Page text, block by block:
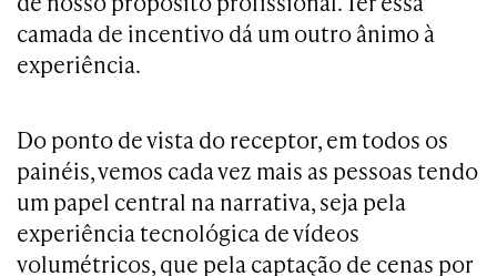
camada de incentivo dá um outro ânimo à
experiência.
Do ponto de vista do receptor, em todos os
painéis, vemos cada vez mais as pessoas tendo
um papel central na narrativa, seja pela
experiência tecnológica de vídeos
volumétricos, que pela captação de cenas por